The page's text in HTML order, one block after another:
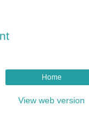
Home
View web version